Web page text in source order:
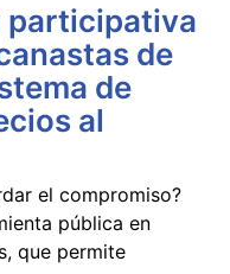
participativa
de
de
al
el compromiso?
pública en
que permite